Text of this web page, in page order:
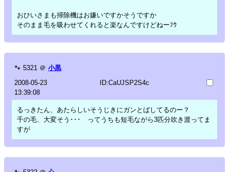
おひいさまも掃除機はお嫌いですかそうですか
そのまま毛を吸わせてくれると楽なんですけどねーﾌｳ
🐾 5321 ＠ 小黒
2008-05-23
13:39:08
ID:CaUJSP2S4c
るっきたん、あたらしいそうじきにガンとばしてるのー？
千の毛、大変そう･･･ ってうちも短毛ながら3匹分吹き渡ってま
すが